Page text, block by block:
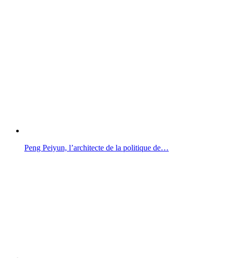
Peng Peiyun, l’architecte de la politique de…